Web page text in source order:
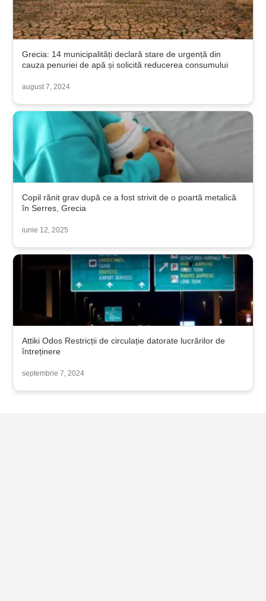
Grecia: 14 municipalități declară stare de urgență din
cauza penuriei de apă și solicită reducerea consumului
august 7, 2024
Copil rănit grav după ce a fost strivit de o poartă metalică
în Serres, Grecia
iunie 12, 2025
Attiki Odos Restricții de circulație datorate lucrărilor de
întreținere
septembrie 7, 2024